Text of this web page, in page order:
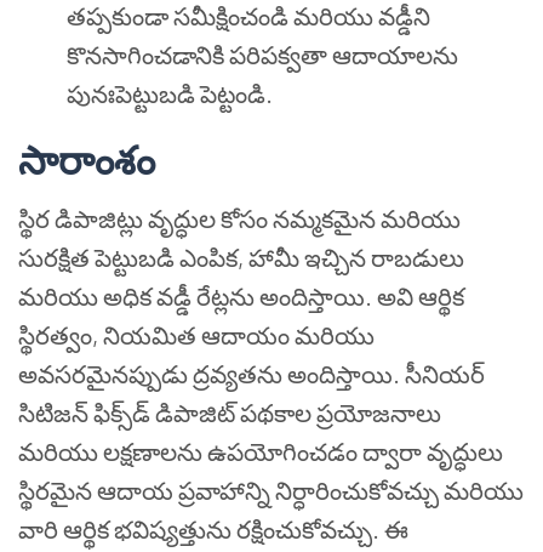
తప్పకుండా సమీక్షించండి మరియు వడ్డీని
కొనసాగించడానికి పరిపక్వతా ఆదాయాలను
పునఃపెట్టుబడి పెట్టండి.
సారాంశం
స్థిర డిపాజిట్లు వృద్ధుల కోసం నమ్మకమైన మరియు
సురక్షిత పెట్టుబడి ఎంపిక, హామీ ఇచ్చిన రాబడులు
మరియు అధిక వడ్డీ రేట్లను అందిస్తాయి. అవి ఆర్థిక
స్థిరత్వం, నియమిత ఆదాయం మరియు
అవసరమైనప్పుడు ద్రవ్యతను అందిస్తాయి. సీనియర్
సిటిజన్ ఫిక్స్‌డ్ డిపాజిట్ పథకాల ప్రయోజనాలు
మరియు లక్షణాలను ఉపయోగించడం ద్వారా వృద్ధులు
స్థిరమైన ఆదాయ ప్రవాహాన్ని నిర్ధారించుకోవచ్చు మరియు
వారి ఆర్థిక భవిష్యత్తును రక్షించుకోవచ్చు. ఈ